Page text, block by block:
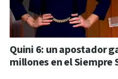
Quini 6: un apostador
millones en el Siempre